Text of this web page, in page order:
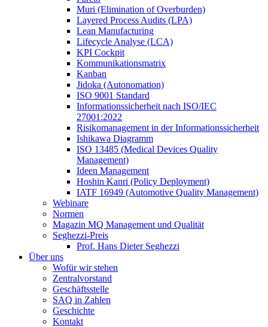
Muri (Elimination of Overburden)
Layered Process Audits (LPA)
Lean Manufacturing
Lifecycle Analyse (LCA)
KPI Cockpit
Kommunikationsmatrix
Kanban
Jidoka (Autonomation)
ISO 9001 Standard
Informationssicherheit nach ISO/IEC
27001:2022
Risikomanagement in der Informationssicherheit
Ishikawa Diagramm
ISO 13485 (Medical Devices Quality
Management)
Ideen Management
Hoshin Kanri (Policy Deployment)
IATF 16949 (Automotive Quality Management)
Webinare
Normen
Magazin MQ Management und Qualität
Seghezzi-Preis
Prof. Hans Dieter Seghezzi
Über uns
Wofür wir stehen
Zentralvorstand
Geschäftsstelle
SAQ in Zahlen
Geschichte
Kontakt